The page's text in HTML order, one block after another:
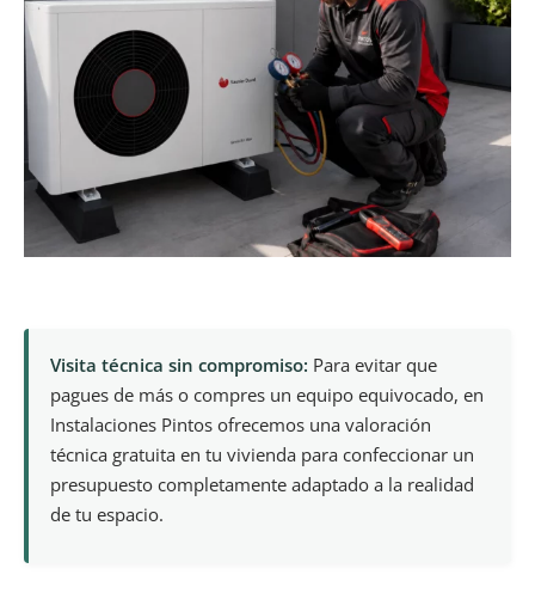
Visita técnica sin compromiso: Para evitar que
pagues de más o compres un equipo equivocado, en
Instalaciones Pintos ofrecemos una valoración
técnica gratuita en tu vivienda para confeccionar un
presupuesto completamente adaptado a la realidad
de tu espacio.